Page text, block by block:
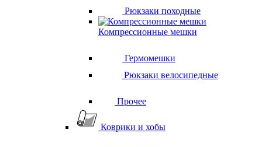
Рюкзаки походные
Компрессионные мешки
Гермомешки
Рюкзаки велосипедные
Прочее
Коврики и хобы